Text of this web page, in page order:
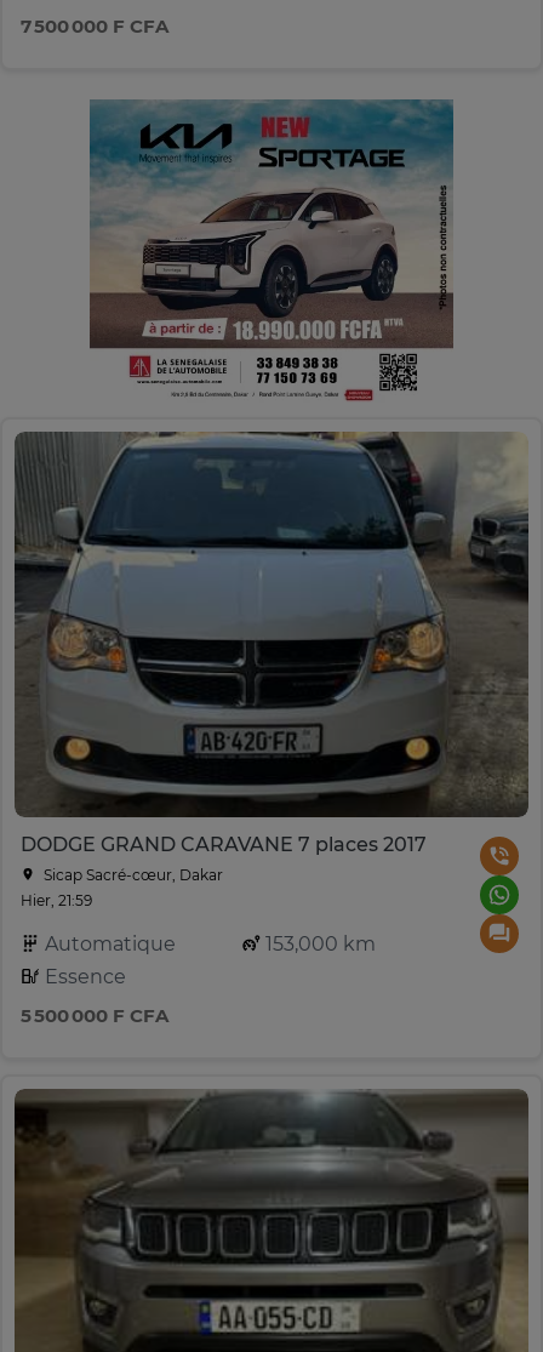
7 500 000 F CFA
DODGE GRAND CARAVANE 7 places 2017
Sicap Sacré-cœur, Dakar
Hier, 21:59
Automatique
153,000 km
Essence
5 500 000 F CFA